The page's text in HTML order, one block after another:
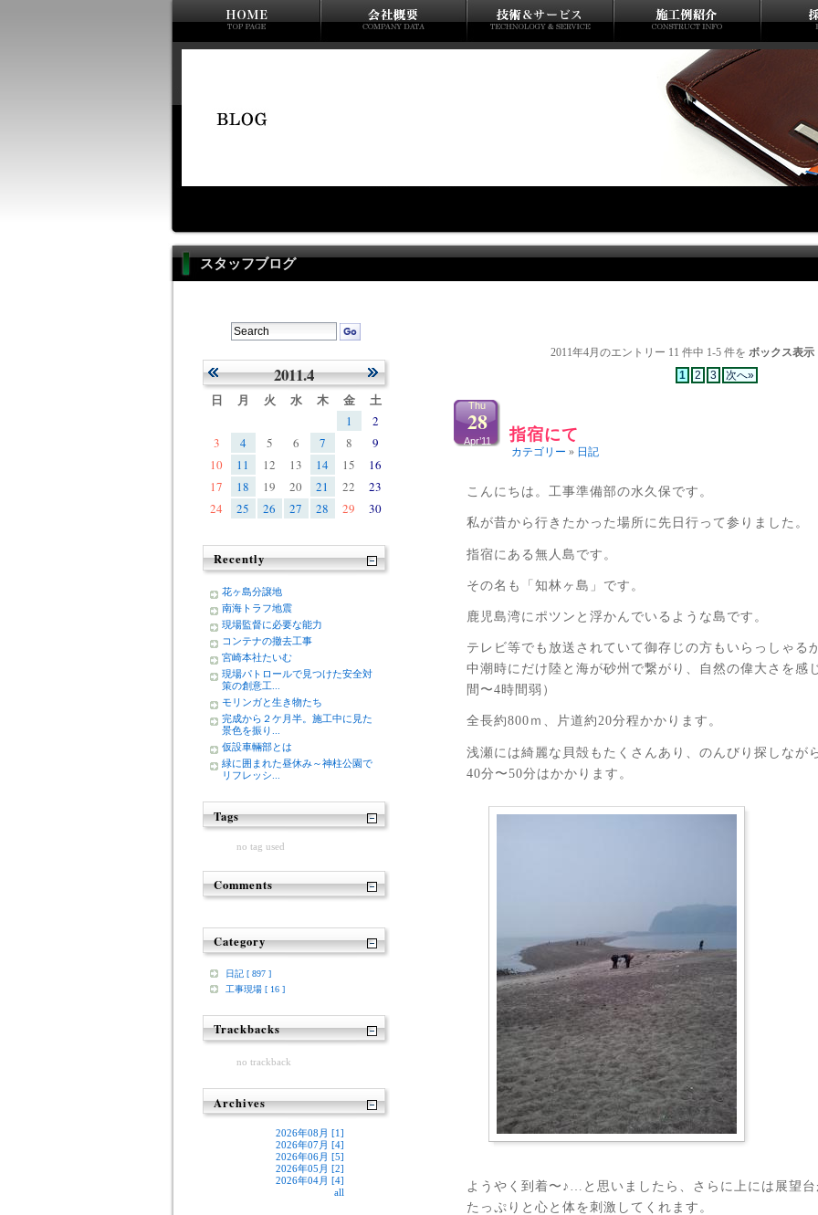
スタッフブログ
2011年4月のエントリー 11 件中 1-5 件を ボックス表示
1
2 3 次へ»
指宿にて
Thu
28
Apr’11
カテゴリー » 日記
こんにちは。工事準備部の水久保です。
私が昔から行きたかった場所に先日行って参りました。
指宿にある無人島です。
その名も「知林ヶ島」です。
鹿児島湾にポツンと浮かんでいるような島です。
テレビ等でも放送されていて御存じの方もいらっしゃる
中潮時にだけ陸と海が砂州で繋がり、自然の偉大さを感
間〜4時間弱）
全長約800ｍ、片道約20分程かかります。
浅瀬には綺麗な貝殻もたくさんあり、のんびり探しなが
40分〜50分はかかります。
ようやく到着〜♪…と思いましたら、さらに上には展望
たっぷりと心と体を刺激してくれます。
2011.4
日 月 火 水 木 金 土
1
2
3
4 5 6 7 8
9
10
11 12 13 14 15
16
17
18 19 20 21 22
23
24
25 26 27 28 29 30
Recently
花ヶ島分譲地
南海トラフ地震
現場監督に必要な能力
コンテナの撤去工事
宮崎本社たいむ
現場パトロールで見つけた安全対
策の創意工...
モリンガと生き物たち
完成から２ケ月半。施工中に見た
景色を振り...
仮設車輛部とは
緑に囲まれた昼休み～神柱公園で
リフレッシ...
Tags
no tag used
Comments
Category
日記 [ 897 ]
工事現場 [ 16 ]
Trackbacks
no trackback
Archives
2026年08月 [1]
2026年07月 [4]
2026年06月 [5]
2026年05月 [2]
2026年04月 [4]
all